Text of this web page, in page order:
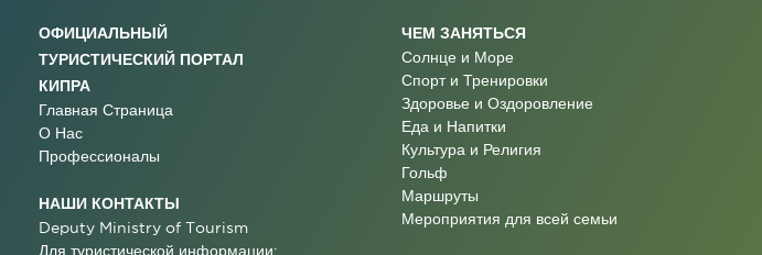
ОФИЦИАЛЬНЫЙ
ТУРИСТИЧЕСКИЙ ПОРТАЛ
КИПРА
Главная Страница
О Нас
Профессионалы
НАШИ КОНТАКТЫ
Deputy Ministry of Tourism
Для туристической информации:
ЧЕМ ЗАНЯТЬСЯ
Солнце и Море
Спорт и Тренировки
Здоровье и Оздоровление
Еда и Напитки
Культура и Религия
Гольф
Маршруты
Мероприятия для всей семьи